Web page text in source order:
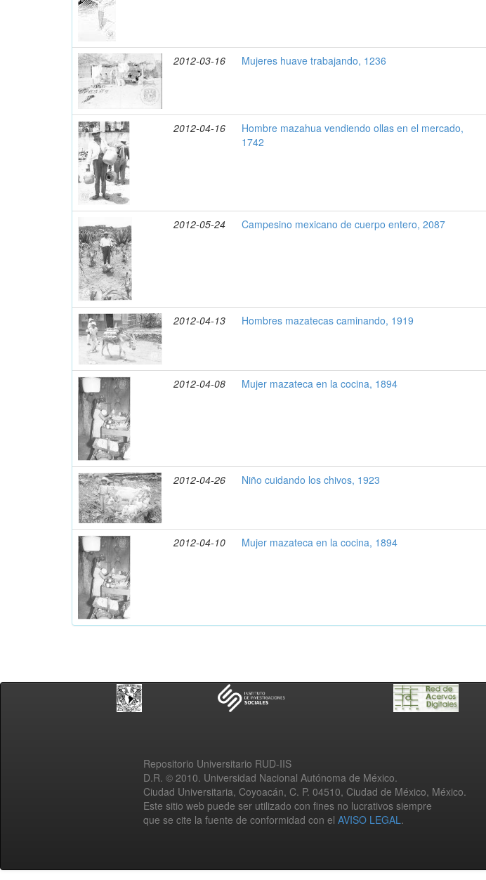
2012-03-16 Mujeres huave trabajando, 1236
2012-04-16
Hombre mazahua vendiendo ollas en el mercado,
1742
2012-05-24 Campesino mexicano de cuerpo entero, 2087
2012-04-13 Hombres mazatecas caminando, 1919
2012-04-08 Mujer mazateca en la cocina, 1894
2012-04-26 Niño cuidando los chivos, 1923
2012-04-10 Mujer mazateca en la cocina, 1894
Repositorio Universitario RUD-IIS
D.R. © 2010. Universidad Nacional Autónoma de México.
Ciudad Universitaria, Coyoacán, C. P. 04510, Ciudad de México, México.
Este sitio web puede ser utilizado con fines no lucrativos siempre
que se cite la fuente de conformidad con el AVISO LEGAL.